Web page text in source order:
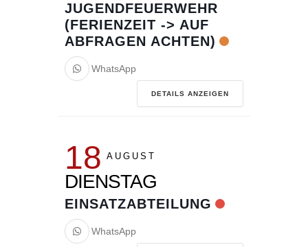
JUGENDFEUERWEHR
(FERIENZEIT -> AUF
ABFRAGEN ACHTEN)
WhatsApp
DETAILS ANZEIGEN
18 AUGUST
DIENSTAG
EINSATZABTEILUNG
WhatsApp